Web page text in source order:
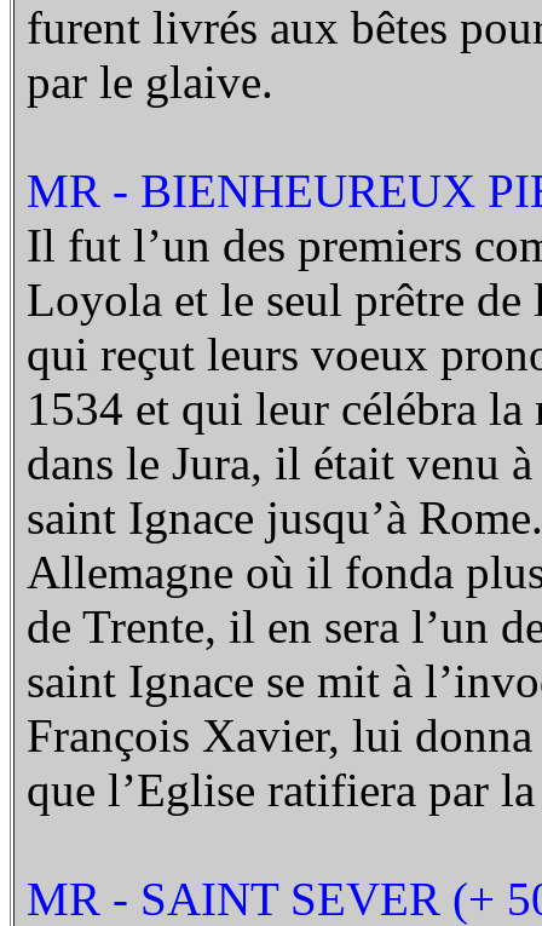
furent livrés aux bêtes
par le glaive.
MR - BIENHEUREUX
Il fut l’un des premiers
Loyola et le seul prêtre de
qui reçut leurs voeux
1534 et qui leur célébra
dans le Jura, il était venu
saint Ignace jusqu’à
Allemagne où il fonda
de Trente, il en sera l’un
saint Ignace se mit à
François Xavier, lui
que l’Eglise ratifiera par
MR - SAINT SEVER (+